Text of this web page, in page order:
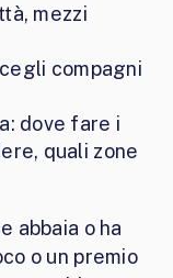
mezzi
compagni
dove fare i
quali zone
abbaia o ha
o un premio